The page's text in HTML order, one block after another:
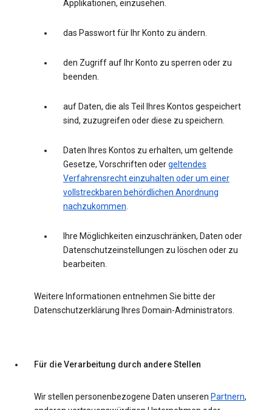
Applikationen, einzusehen.
das Passwort für Ihr Konto zu ändern.
den Zugriff auf Ihr Konto zu sperren oder zu
beenden.
auf Daten, die als Teil Ihres Kontos gespeichert
sind, zuzugreifen oder diese zu speichern.
Daten Ihres Kontos zu erhalten, um geltende
Gesetze, Vorschriften odergeltendes
Verfahrensrecht einzuhalten oder um einer
vollstreckbaren behördlichen Anordnung
nachzukommen.
Ihre Möglichkeiten einzuschränken, Daten oder
Datenschutzeinstellungen zu löschen oder zu
bearbeiten.
Weitere Informationen entnehmen Sie bitte der
Datenschutzerklärung Ihres Domain-Administrators.
Für die Verarbeitung durch andere Stellen
Wir stellen personenbezogene Daten unseren Partnern,